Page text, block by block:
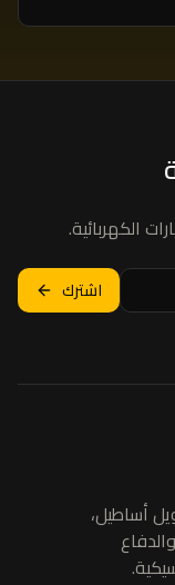
الكهربائية.
اشترك
أساطيل،